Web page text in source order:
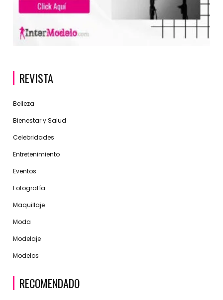
REVISTA
Belleza
Bienestar y Salud
Celebridades
Entretenimiento
Eventos
Fotografía
Maquillaje
Moda
Modelaje
Modelos
RECOMENDADO